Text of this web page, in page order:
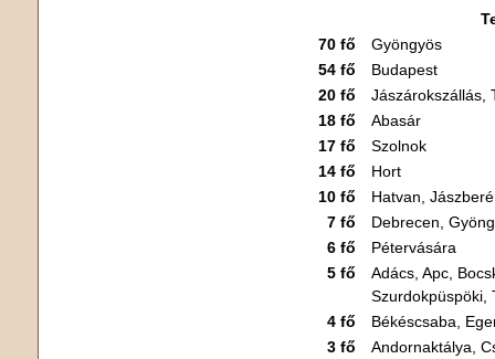
70 fő
Gyöngyös
54 fő
Budapest
20 fő
Jászárokszállás,
18 fő
Abasár
17 fő
Szolnok
14 fő
Hort
10 fő
Hatvan,
7 fő
Debrecen,
6 fő
Pétervására
5 fő
Adács, Apc,
Szurdokpüspöki,
4 fő
Békéscsaba,
3 fő
Andornaktálya,